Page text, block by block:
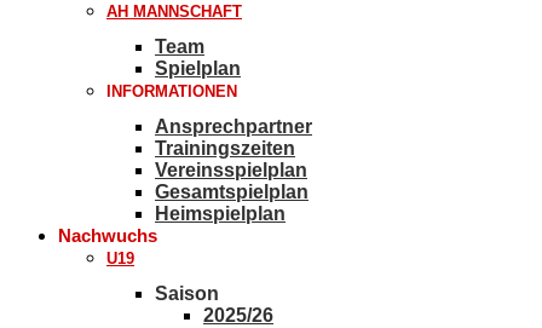
AH MANNSCHAFT
Team
Spielplan
INFORMATIONEN
Ansprechpartner
Trainingszeiten
Vereinsspielplan
Gesamtspielplan
Heimspielplan
Nachwuchs
U19
Saison
2025/26